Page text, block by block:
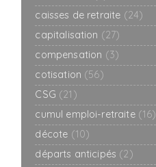
caisses de retraite (24)
capitalisation (27)
compensation (3)
cotisation (56)
CSG (21)
cumul emploi-retraite (16)
décote (10)
départs anticipés (2)